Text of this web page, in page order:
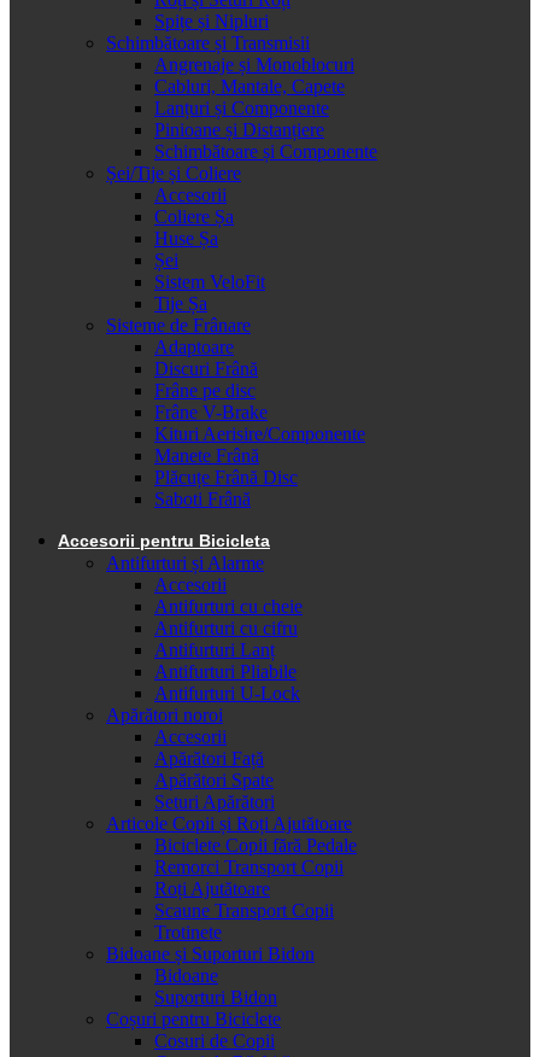
Spițe și Nipluri
Schimbătoare și Transmisii
Angrenaje și Monoblocuri
Cabluri, Mantale, Capete
Lanțuri și Componente
Pinioane și Distanțiere
Schimbătoare și Componente
Șei/Tije și Coliere
Accesorii
Coliere Șa
Huse Șa
Șei
Sistem VeloFit
Tije Șa
Sisteme de Frânare
Adaptoare
Discuri Frână
Frâne pe disc
Frâne V-Brake
Kituri Aerisire/Componente
Manete Frână
Plăcuțe Frână Disc
Saboti Frână
Accesorii pentru Bicicleta
Antifurturi și Alarme
Accesorii
Antifurturi cu cheie
Antifurturi cu cifru
Antifurturi Lanț
Antifurturi Pliabile
Antifurturi U-Lock
Apărători noroi
Accesorii
Apărători Față
Apărători Spate
Seturi Apărători
Articole Copii și Roți Ajutătoare
Biciclete Copii fără Pedale
Remorci Transport Copii
Roți Ajutătoare
Scaune Transport Copii
Trotinete
Bidoane și Suporturi Bidon
Bidoane
Suporturi Bidon
Coșuri pentru Biciclete
Cosuri de Copii